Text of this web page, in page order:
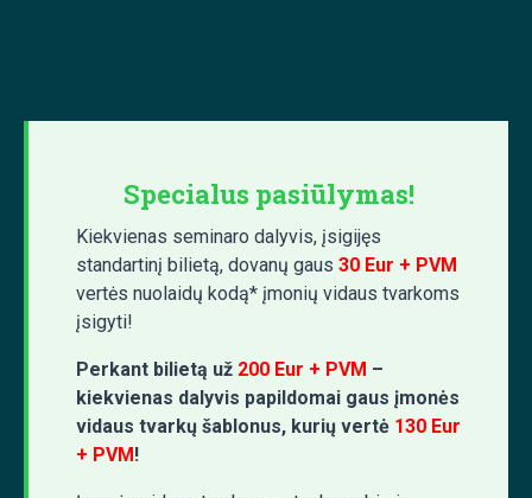
Specialus pasiūlymas!
Kiekvienas seminaro dalyvis, įsigijęs
standartinį bilietą, dovanų gaus 30 Eur + PVM
vertės nuolaidų kodą* įmonių vidaus tvarkoms
įsigyti!
Perkant bilietą už 200 Eur + PVM –
kiekvienas dalyvis papildomai gaus įmonės
vidaus tvarkų šablonus, kurių vertė 130 Eur
+ PVM!